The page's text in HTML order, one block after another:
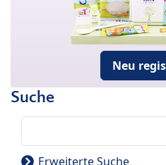
Neu
Suche
Erweiterte Suche